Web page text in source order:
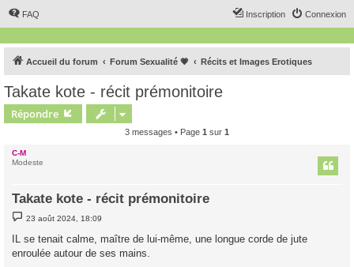
FAQ Connexion
Inscription
Accueil du forum Forum Sexualité 💗 Récits et Images Erotiques
Takate kote - récit prémonitoire
Répondre
3 messages • Page 1 sur 1
C-M
Modeste
Takate kote - récit prémonitoire
M
e
s
a
23 août 2024, 18:09
IL se tenait calme, maître de lui-même, une longue corde de jute
enroulée autour de ses mains.